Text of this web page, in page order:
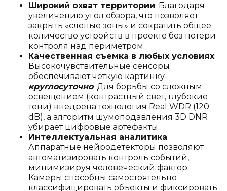
Широкий охват территории: Благодаря
увеличению угол обзора, что позволяет
закрыть «слепые зоны» и сократить общее
количество устройств в проекте без потери
контроля над периметром.
Качественная съемка в любых условиях:
Высокочувствительные сенсоры
обеспечивают четкую картинку
круглосуточно. Для борьбы со сложным
освещением (контрастный свет, глубокие
тени) внедрена технология Real WDR (120
dB), а алгоритм шумоподавления 3D DNR
убирает цифровые артефакты.
Интеллектуальная аналитика:
Аппаратные нейродетекторы позволяют
автоматизировать контроль событий,
минимизируя человеческий фактор.
Камеры способны самостоятельно
классифицировать объекты и фиксировать